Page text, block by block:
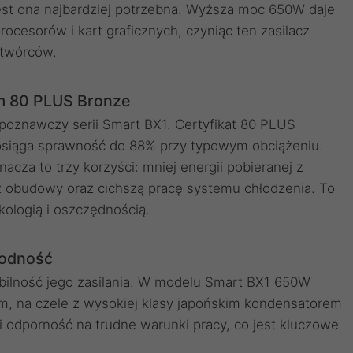
ona najbardziej potrzebna. Wyższa moc 650W daje
i kart graficznych, czyniąc ten zasilacz
PLUS Bronze
serii Smart BX1. Certyfikat 80 PLUS
sprawność do 88% przy typowym obciążeniu.
to trzy korzyści: mniej energii pobieranej z
oraz cichszą pracę systemu chłodzenia. To
i oszczędnością.
jego zasilania. W modelu Smart BX1 650W
na czele z wysokiej klasy japońskim kondensatorem
odporność na trudne warunki pracy, co jest kluczowe